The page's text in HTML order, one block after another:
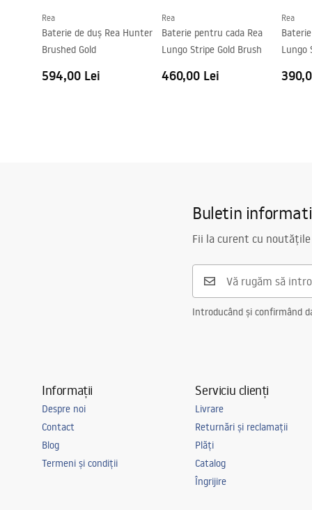
Rea
Baterie de duș Rea Hunter
Brushed Gold
594,00 Lei
Rea
Baterie pentru cada Rea
Lungo Stripe Gold Brush
460,00 Lei
Rea
Lungo
Buletin
Fii la curent cu
Introducând și confirmând
Informații
Despre noi
Contact
Blog
Termeni și condiții
Serviciu clienți
Livrare
Returnări și reclamații
Plăți
Catalog
Îngrijire